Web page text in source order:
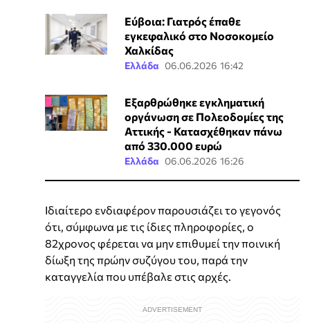
Εύβοια: Γιατρός έπαθε
εγκεφαλικό στο Νοσοκομείο
Χαλκίδας
Ελλάδα 06.06.2026 16:42
Εξαρθρώθηκε εγκληματική
οργάνωση σε Πολεοδομίες της
Αττικής - Κατασχέθηκαν πάνω
από 330.000 ευρώ
Ελλάδα 06.06.2026 16:26
Ιδιαίτερο ενδιαφέρον παρουσιάζει το γεγονός
ότι, σύμφωνα με τις ίδιες πληροφορίες, ο
82χρονος φέρεται να μην επιθυμεί την ποινική
δίωξη της πρώην συζύγου του, παρά την
καταγγελία που υπέβαλε στις αρχές.